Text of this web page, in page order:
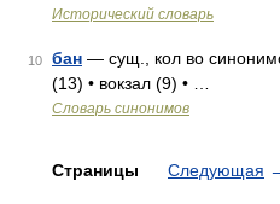
Исторический словарь
10 бан — сущ., кол во
(13) • вокзал (9) • …
Словарь синонимов
Страницы Следующая